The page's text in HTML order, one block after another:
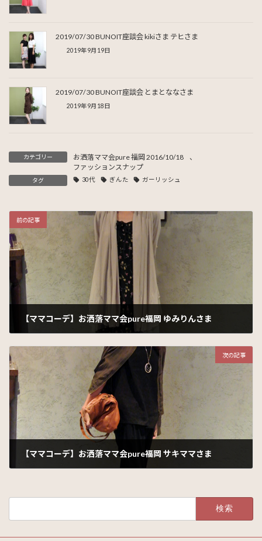
2019/07/30 BUNOIT座談会 kikiさま テヒさま
2019年9月19日
2019/07/30 BUNOIT座談会 とまとななさま
2019年9月18日
カテゴリー お洒落ママ会pure 福岡 2016/10/18
、
ファッションスナップ
タグ 30代 ぎんた ガーリッシュ
前の記事
【ママコーデ】お洒落ママ会pure福岡 ゆみりんさま
次の記事
【ママコーデ】お洒落ママ会pure福岡 サキママさま